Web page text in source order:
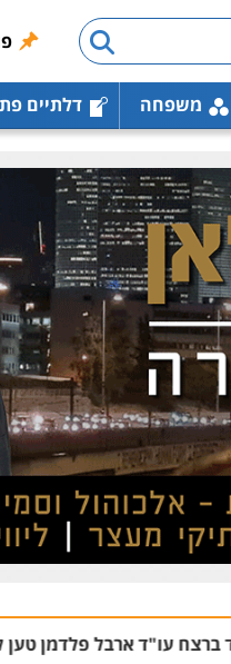
משפחה דלתיים
פלדמן טען לרקע נפשי ושתק